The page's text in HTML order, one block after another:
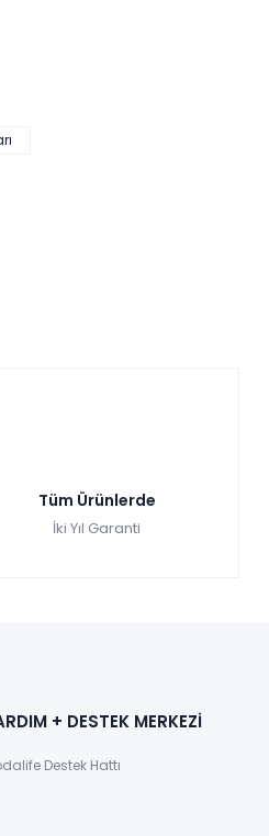
Tüm Ürünlerde
İki Yıl Garanti
+ DESTEK MERKEZİ
Destek Hattı